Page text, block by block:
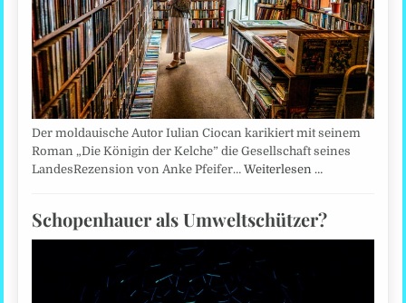
Der moldauische Autor Iulian Ciocan karikiert mit seinem
Roman „Die Königin der Kelche” die Gesellschaft seines
LandesRezension von Anke Pfeifer…Weiterlesen …
Schopenhauer als Umweltschützer?